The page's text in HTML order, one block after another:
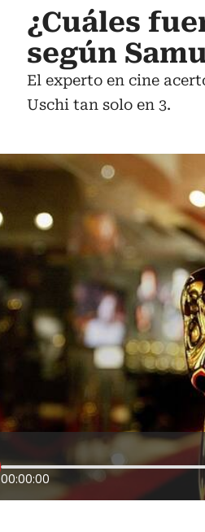
¿Cuáles
según
El experto en cine
Uschi tan solo en 3.
00:00:00